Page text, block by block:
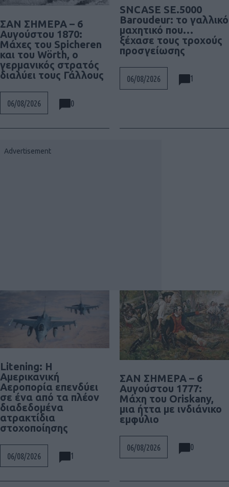
ΣΑΝ ΣΗΜΕΡΑ – 6
Αυγούστου 1870:
Μάχες του Spicheren
και του Wörth, ο
γερμανικός στρατός
διαλύει τους Γάλλους
06/08/2026 0
SNCASE SE.5000
Baroudeur: το γαλλικό
μαχητικό που…
ξέχασε τους τροχούς
προσγείωσης
06/08/2026 1
Litening: Η
Αμερικανική
Αεροπορία επενδύει
σε ένα από τα πλέον
διαδεδομένα
ατρακτίδια
στοχοποίησης
06/08/2026 1
ΣΑΝ ΣΗΜΕΡΑ – 6
Αυγούστου 1777:
Μάχη του Oriskany,
μια ήττα με ινδιάνικο
εμφύλιο
06/08/2026 0